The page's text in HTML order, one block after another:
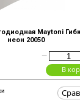
Maytoni
неон 20050
−
В